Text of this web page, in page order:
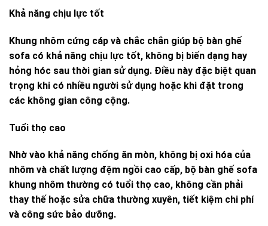
Khả năng chịu lực tốt
Khung nhôm cứng cáp và chắc chắn giúp bộ bàn ghế
sofa có khả năng chịu lực tốt, không bị biến dạng hay
hỏng hóc sau thời gian sử dụng. Điều này đặc biệt quan
trọng khi có nhiều người sử dụng hoặc khi đặt trong
các không gian công cộng.
Tuổi thọ cao
Nhờ vào khả năng chống ăn mòn, không bị oxi hóa của
nhôm và chất lượng đệm ngồi cao cấp, bộ bàn ghế sofa
khung nhôm thường có tuổi thọ cao, không cần phải
thay thế hoặc sửa chữa thường xuyên, tiết kiệm chi phí
và công sức bảo dưỡng.